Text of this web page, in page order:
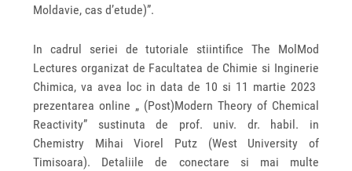
Moldavie, cas d’etude)”.
In cadrul seriei de tutoriale stiintifice The MolMod
Lectures organizat de Facultatea de Chimie si Inginerie
Chimica, va avea loc in data de 10 si 11 martie 2023
prezentarea online „ (Post)Modern Theory of Chemical
Reactivity” sustinuta de prof. univ. dr. habil. in
Chemistry Mihai Viorel Putz (West University of
Timisoara). Detaliile de conectare si mai multe